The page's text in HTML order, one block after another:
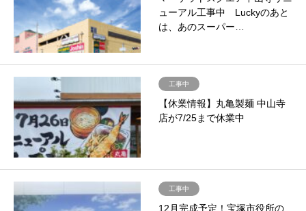
ューアル工事中 Luckyのあと
は、あのスーパー…
工事中
【休業情報】丸亀製麺 中山寺
店が7/25まで休業中
工事中
12月完成予定！宝塚市役所の